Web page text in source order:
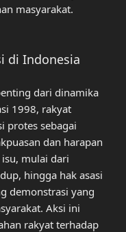
masyarakat.
di Indonesia
dari dinamika
1998, rakyat
protes sebagai
dan harapan
mulai dari
hingga hak asasi
demonstrasi yang
Aksi ini
rakyat terhadap